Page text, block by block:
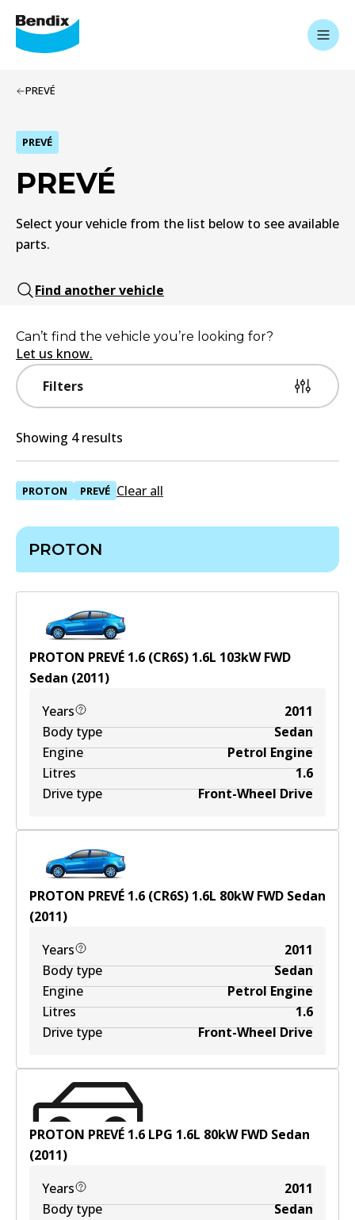
PREVÉ
PREVÉ
PREVÉ
Select your vehicle from the list below to see available
parts.
Find another vehicle
Filters
Can’t find the vehicle you’re looking for?
Let us know.
Showing 4 results
PROTON PREVÉ Clear all
PROTON
PROTON PREVÉ 1.6 (CR6S) 1.6L 103kWFWD
Sedan (2011)
Years
2011
Body type
Sedan
Engine
Petrol Engine
Litres
1.6
Drive type
Front-Wheel Drive
PROTON PREVÉ 1.6 (CR6S) 1.6L 80kWFWD Sedan
(2011)
Years
2011
Body type
Sedan
Engine
Petrol Engine
Litres
1.6
Drive type
Front-Wheel Drive
PROTON PREVÉ 1.6 LPG 1.6L 80kWFWD Sedan
(2011)
Years
2011
Body type
Sedan